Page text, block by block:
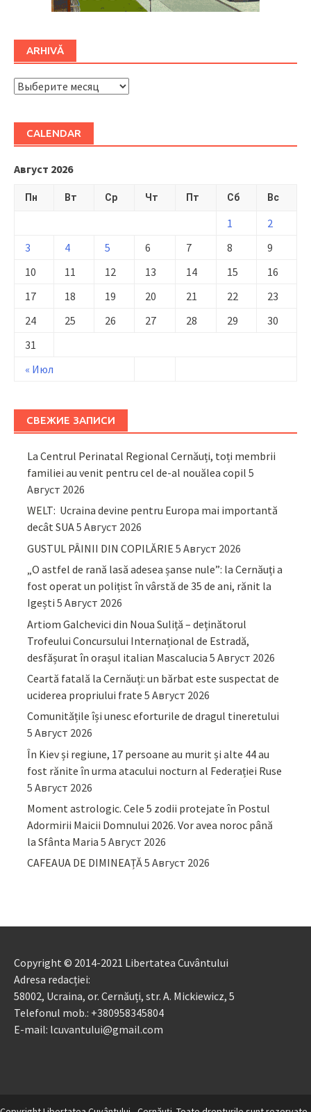
ARHIVĂ
ARHIVĂ
CALENDAR
Август 2026
Пн Вт Ср Чт Пт Сб Вс
« Июл
1
2
3
4 5 6 7 8
9
10
11 12 13 14 15
16
17
18 19 20 21 22
23
24
25 26 27 28 29
30
31
СВЕЖИЕ ЗАПИСИ
La Centrul Perinatal Regional Cernăuți, toți membrii
familiei au venit pentru cel de-al nouălea copil 5
Август 2026
WELT: Ucraina devine pentru Europa mai importantă
decât SUA5 Август 2026
GUSTUL PÂINII DIN COPILĂRIE 5 Август 2026
„O astfel de rană lasă adesea șanse nule”: la Cernăuți a
fost operat un polițist în vârstă de 35 de ani, rănit la
Igești 5 Август 2026
Artiom Galchevici din Noua Suliță – deținătorul
Trofeului Concursului Internațional de Estradă,
desfășurat în orașul italian Mascalucia 5 Август 2026
Ceartă fatală la Cernăuți: un bărbat este suspectat de
uciderea propriului frate 5 Август 2026
Comunitățile își unesc eforturile de dragul tineretului
5 Август 2026
În Kiev și regiune, 17 persoane au murit și alte 44 au
fost rănite în urma atacului nocturn al Federației Ruse
5 Август 2026
Moment astrologic. Cele 5 zodii protejate în Postul
Adormirii Maicii Domnului 2026. Vor avea noroc până
la Sfânta Maria 5 Август 2026
CAFEAUA DE DIMINEAȚĂ5 Август 2026
Copyright © 2014-2021 Libertatea Cuvântului
Adresa redacției:
58002, Ucraina, or. Cernăuți, str. A. Mickiewicz, 5
Telefonul mob.: +380958345804
E-mail: lcuvantului@gmail.com